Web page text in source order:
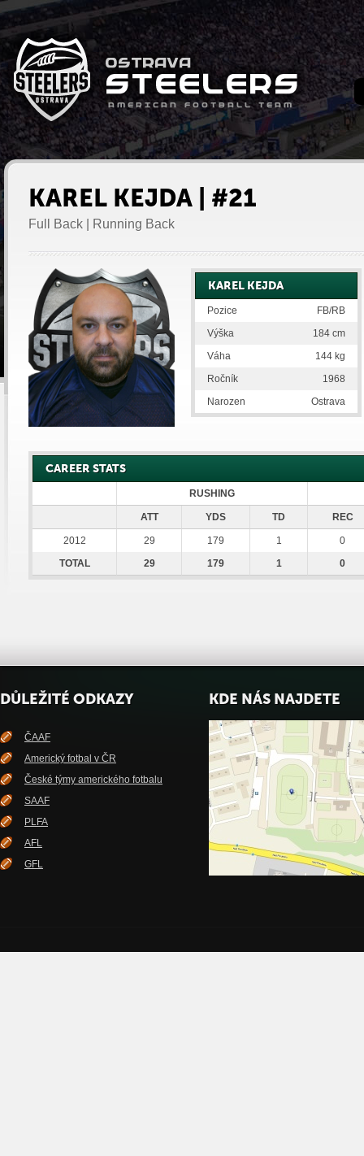
KAREL KEJDA | #21
Full Back | Running Back
KAREL KEJDA
Pozice
FB/RB
Výška
184 cm
Váha
144 kg
Ročník
1968
Narozen
Ostrava
CAREER STATS
RUSHING
ATT YDS TD REC
2012 29 179 1
0
TOTAL
29 179 1 0
DŮLEŽITÉ ODKAZY
ČAAF
Americký fotbal v ČR
České týmy amerického fotbalu
SAAF
PLFA
AFL
GFL
KDE NÁS NAJDETE